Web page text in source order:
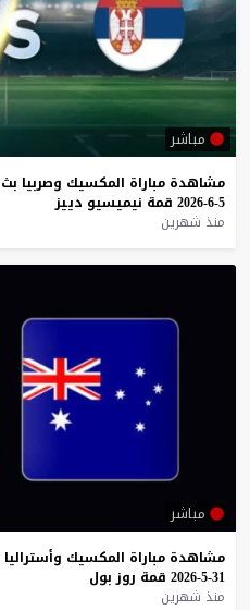
مباشر
مشاهدة مباراة المكسيك وصربيا بث
5-6-2026
قمة نيميسيو دييز
منذ شهرين
مباشر
مشاهدة مباراة المكسيك وأستراليا
31-5-2026
قمة روز بول
منذ شهرين